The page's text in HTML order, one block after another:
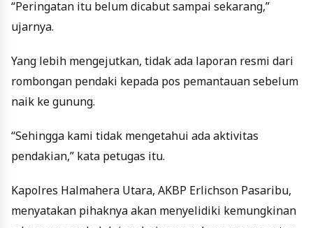
“Peringatan itu belum dicabut sampai sekarang,”
ujarnya.
Yang lebih mengejutkan, tidak ada laporan resmi dari
rombongan pendaki kepada pos pemantauan sebelum
naik ke gunung.
“Sehingga kami tidak mengetahui ada aktivitas
pendakian,” kata petugas itu.
Kapolres Halmahera Utara, AKBP Erlichson Pasaribu,
menyatakan pihaknya akan menyelidiki kemungkinan